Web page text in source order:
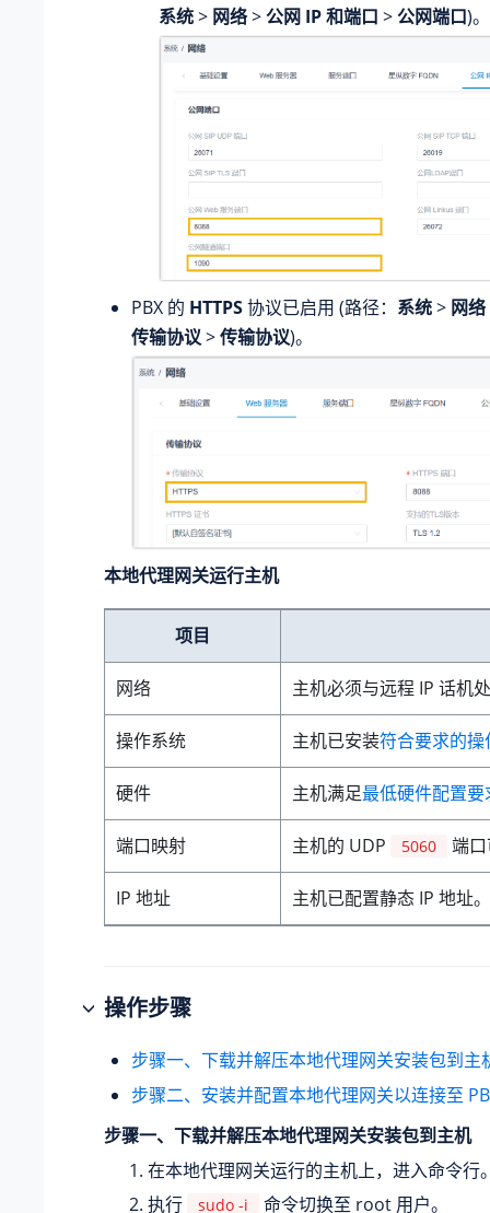
系统> 网络>公网 IP 和端口 >公网端口)。
PBX 的 HTTPS协议已启用 (路径： 系统> 网络
传输协议>传输协议)。
本地代理网关运行主机
项目
网络 主机必须与远程 IP 话机
操作系统 主机已安装符合要求的操
硬件 主机满足最低硬件配置要
端口映射 主机的 UDP 5060 端
IP 地址 主机已配置静态 IP 地址。
操作步骤
步骤一、下载并解压本地代理网关安装包到主
步骤二、安装并配置本地代理网关以连接至
步骤一、下载并解压本地代理网关安装包到主机
在本地代理网关运行的主机上，进入命令行
执行
sudo -i 命令切换至 root 用户。